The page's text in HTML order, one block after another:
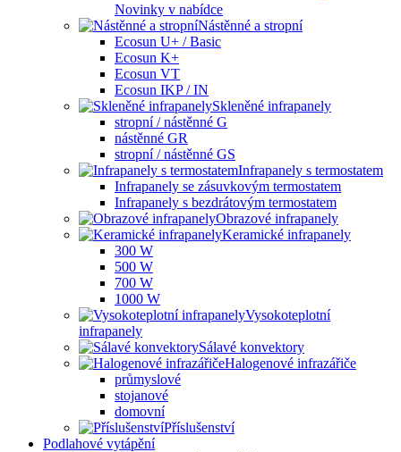
Novinky v nabídce
Nástěnné a stropní
Ecosun U+ / Basic
Ecosun K+
Ecosun VT
Ecosun IKP / IN
Skleněné infrapanely
stropní / nástěnné G
nástěnné GR
stropní / nástěnné GS
Infrapanely s termostatem
Infrapanely se zásuvkovým termostatem
Infrapanely s bezdrátovým termostatem
Obrazové infrapanely
Keramické infrapanely
300 W
500 W
700 W
1000 W
Vysokoteplotní
infrapanely
Sálavé konvektory
Halogenové infrazářiče
průmyslové
stojanové
domovní
Příslušenství
Podlahové vytápění